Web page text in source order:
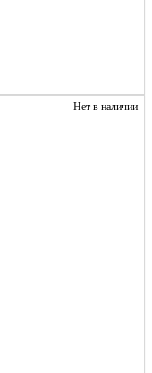
Нет в наличии